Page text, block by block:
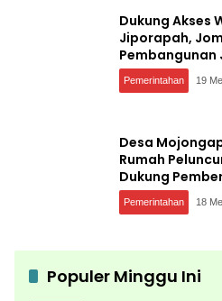
Dukung Akses
Jiporapah,
Kedungdendeng
Pemerintahan 19
Desa
Rumah
Dukung
Pemerintahan 18
Populer Minggu Ini